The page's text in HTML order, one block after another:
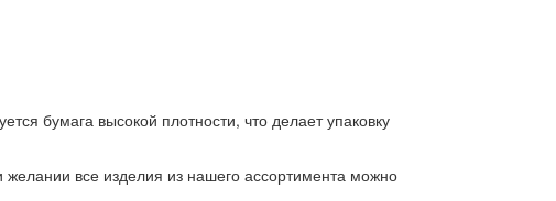
бумага высокой плотности, что делает упаковку
желании все изделия из нашего ассортимента можно